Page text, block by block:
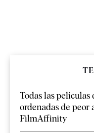
Todas las
ordenadas de peor
FilmAffinity